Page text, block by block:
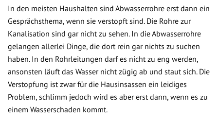
In den meisten Haushalten sind Abwasserrohre erst dann ein
Gesprächsthema, wenn sie verstopft sind. Die Rohre zur
Kanalisation sind gar nicht zu sehen. In die Abwasserrohre
gelangen allerlei Dinge, die dort rein gar nichts zu suchen
haben. In den Rohrleitungen darf es nicht zu eng werden,
ansonsten läuft das Wasser nicht zügig ab und staut sich. Die
Verstopfung ist zwar für die Hausinsassen ein leidiges
Problem, schlimm jedoch wird es aber erst dann, wenn es zu
einem Wasserschaden kommt.